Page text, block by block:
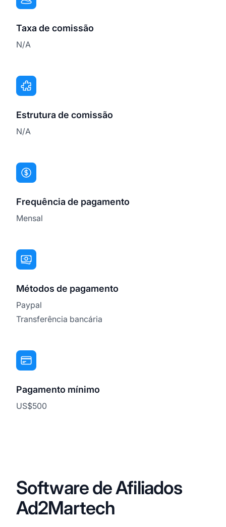
Taxa de comissão
N/A
Estrutura de comissão
N/A
Frequência de pagamento
Mensal
Métodos de pagamento
Paypal
Transferência bancária
Pagamento mínimo
US$500
Software de Afiliados
Ad2Martech